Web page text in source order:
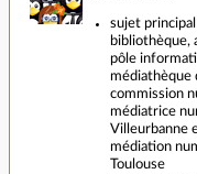
sujet
bibliothèque,
pôle
médiathèque
commission
médiatrice
Villeurbanne
médiation
Toulouse